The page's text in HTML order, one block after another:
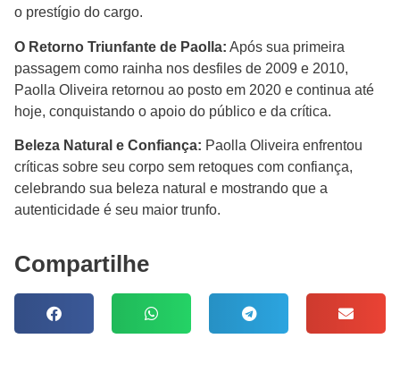
o prestígio do cargo.
O Retorno Triunfante de Paolla: Após sua primeira
passagem como rainha nos desfiles de 2009 e 2010,
Paolla Oliveira retornou ao posto em 2020 e continua até
hoje, conquistando o apoio do público e da crítica.
Beleza Natural e Confiança: Paolla Oliveira enfrentou
críticas sobre seu corpo sem retoques com confiança,
celebrando sua beleza natural e mostrando que a
autenticidade é seu maior trunfo.
Compartilhe